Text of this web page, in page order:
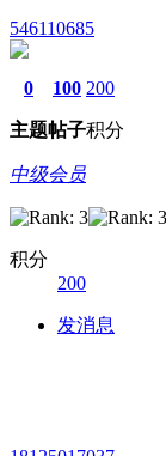
546110685
0
主题
100
帖子
200
积分
中级会员
积分
200
发消息